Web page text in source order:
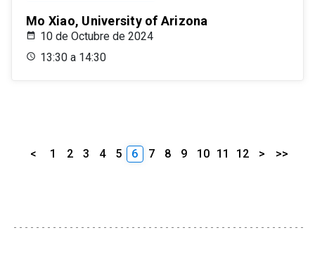
Mo Xiao, University of Arizona
10 de Octubre de 2024
13:30 a 14:30
< 1 2 3 4 5 6 7 8 9 10 11 12 > >>